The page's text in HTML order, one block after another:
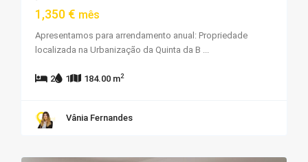
1,350 € mês
Apresentamos para arrendamento anual: Propriedade
localizada na Urbanização da Quinta da B ...
2 1 184.00 m2
Vânia Fernandes